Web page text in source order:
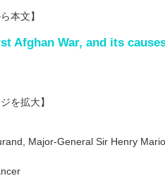
本文】
Afghan War, and its
を拡大】
Major-General Sir Henry